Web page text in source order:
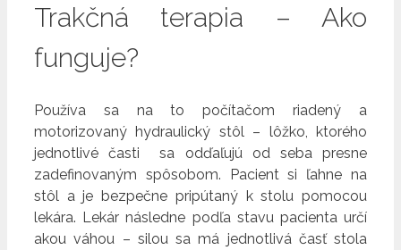
Trakčná terapia – Ako
funguje?
Používa sa na to počítačom riadený a
motorizovaný hydraulický stôl – lôžko, ktorého
jednotlivé časti sa odďaľujú od seba presne
zadefinovaným spôsobom. Pacient si ľahne na
stôl a je bezpečne pripútaný k stolu pomocou
lekára. Lekár následne podľa stavu pacienta určí
akou váhou – silou sa má jednotlivá časť stola